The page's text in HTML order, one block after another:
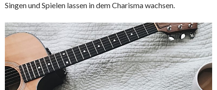
Singen und Spielen lassen in dem Charisma wachsen.